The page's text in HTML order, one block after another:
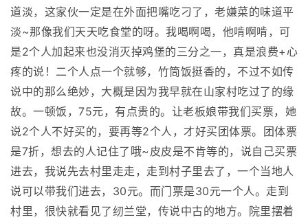
道淡，这家伙一定是在外面把嘴吃刁了，老嫌菜的味道平
淡~那像我们天天吃食堂的呀。我喝啊喝，他啃啊啃，可
是2个人加起来也没消灭掉鸡堡的三分之一，真是浪费+心
疼的说！二个人点一个就够，竹筒饭挺香的，不过不如传
说中的那么绝妙，大概是因为我早就在山家村吃过了的缘
故。一顿饭，75元，有点贵的。让老板娘带我们买票，她
说2个人不好买的，要再等2个人，才好买团体票。团体票
是7折，想去的人记住了哦~皮皮是不肯等的，说自己买票
进去，我说先去村里走走，走到村子里去了，一个当地人
说可以带我们进去，30元。而门票是30元一个人。走到
村里，很快就看见了纫兰堂，传说中古的地方。院里摆着